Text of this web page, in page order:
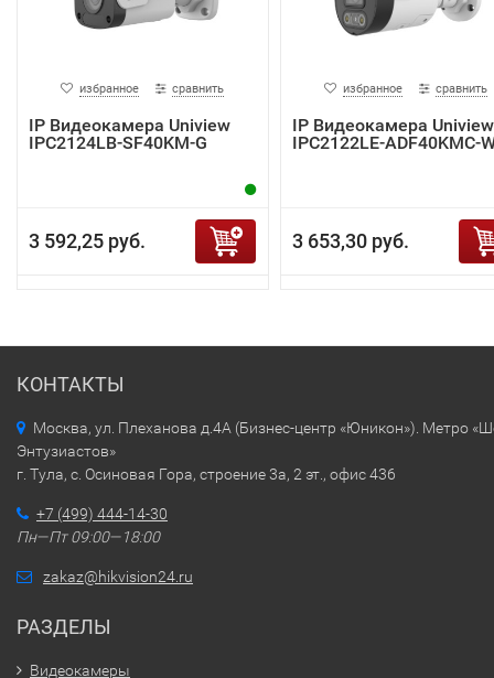
избранное сравнить
IP Видеокамера Uniview
IPC2124LB-SF40KM-G
3 592,25 руб.
избранное сравнить
IP Видеокамера Uniview
IPC2122LE-ADF40KMC-
3 653,30 руб.
КОНТАКТЫ
Москва, ул. Плеханова д.4А (Бизнес-центр «Юникон»). Метро
Энтузиастов»
г. Тула, с. Осиновая Гора, строение 3а, 2 эт., офис 436
+7 (499) 444-14-30
Пн—Пт 09:00—18:00
zakaz@hikvision24.ru
РАЗДЕЛЫ
Видеокамеры